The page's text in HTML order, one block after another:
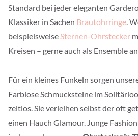
Standard bei jeder eleganten
Klassiker in Sachen Brautohrringe.
beispielsweiseSternen-Ohrstecker
Kreisen – gerne auch als Ensemble
Für ein kleines Funkeln sorgen
Farblose Schmucksteine im
zeitlos. Sie verleihen selbst der oft
einen Hauch Glamour. Junge